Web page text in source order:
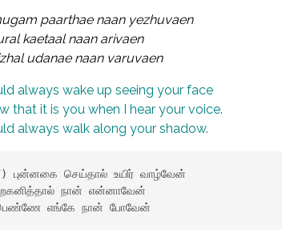
paarthae naan yezhuvaen
kaetaal naan arivaen
udanae naan varuvaen
always wake up seeing your face
that it is you when I hear your voice.
always walk along your shadow.
புன்னகை செய்தால் உயிர் வாழ்வேன்
எங்கே நான் போவேன்